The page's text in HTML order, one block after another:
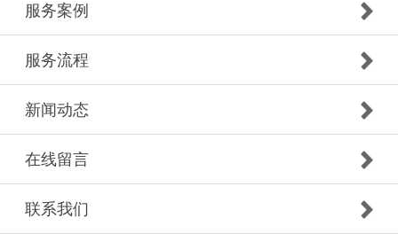
服务案例
服务流程
新闻动态
在线留言
联系我们